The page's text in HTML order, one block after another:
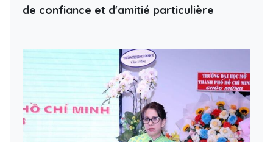
de confiance et d'amitié particulière